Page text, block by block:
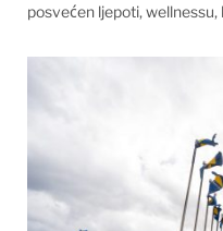
posvećen ljepoti,